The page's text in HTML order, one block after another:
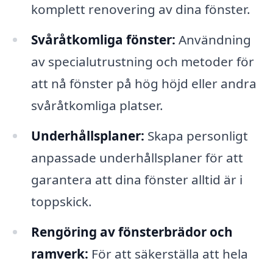
komplett renovering av dina fönster.
Svåråtkomliga fönster: Användning
av specialutrustning och metoder för
att nå fönster på hög höjd eller andra
svåråtkomliga platser.
Underhållsplaner: Skapa personligt
anpassade underhållsplaner för att
garantera att dina fönster alltid är i
toppskick.
Rengöring av fönsterbrädor och
ramverk: För att säkerställa att hela